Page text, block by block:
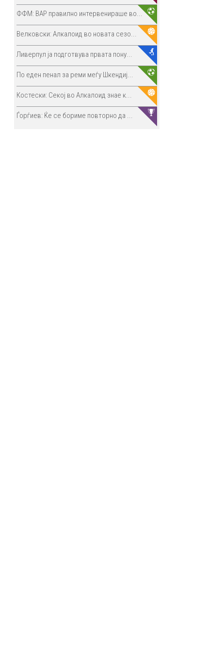
ФФМ: ВАР правилно интервенираше во...
Велковски: Алкалоид во новата сезо...
Ливерпул ја подготвува првата пону...
По еден пенал за реми меѓу Шкендиј...
Костески: Секој во Алкалоид знае к...
Ѓорѓиев: Ќе се бориме повторно да ...